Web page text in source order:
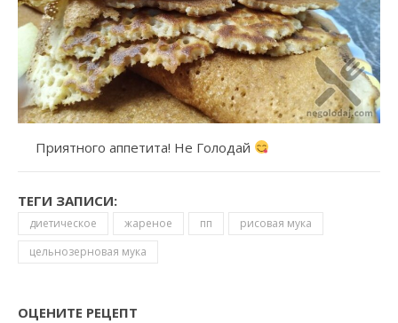
Приятного аппетита! Не Голодай
ТЕГИ ЗАПИСИ:
диетическое жареное пп
рисовая мука
цельнозерновая мука
ОЦЕНИТЕ РЕЦЕПТ